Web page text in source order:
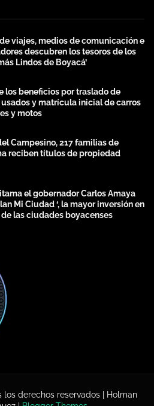
viajes, medios de comunicación e
descubren los tesoros de los
Lindos de Boyacá’
los beneficios por traslado de
y matrícula inicial de carros
y motos
Campesino, 217 familias de
reciben títulos de propiedad
el gobernador Carlos Amaya
Mi Ciudad ‘, la mayor inversión en
las ciudades boyacenses
derechos reservados | Holman